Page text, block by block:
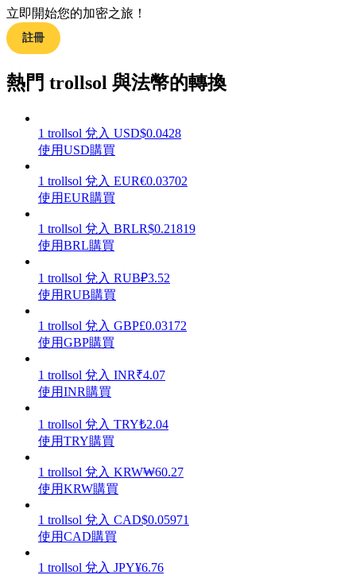
理財
增值寶
使您的資產穩定增值
機槍池
一鍵質押鎖定高收益
立即開始您的加密之旅！
註冊
熱門 trollsol 與法幣的轉換
1 trollsol 兌入 USD$0.0428
使用USD購買
1 trollsol 兌入 EUR€0.03702
使用EUR購買
1 trollsol 兌入 BRLR$0.21819
使用BRL購買
1 trollsol 兌入 RUB₽3.52
使用RUB購買
1 trollsol 兌入 GBP£0.03172
使用GBP購買
1 trollsol 兌入 INR₹4.07
使用INR購買
1 trollsol 兌入 TRY₺2.04
使用TRY購買
1 trollsol 兌入 KRW₩60.27
使用KRW購買
1 trollsol 兌入 CAD$0.05971
使用CAD購買
1 trollsol 兌入 JPY¥6.76